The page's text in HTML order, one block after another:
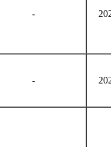
-
-